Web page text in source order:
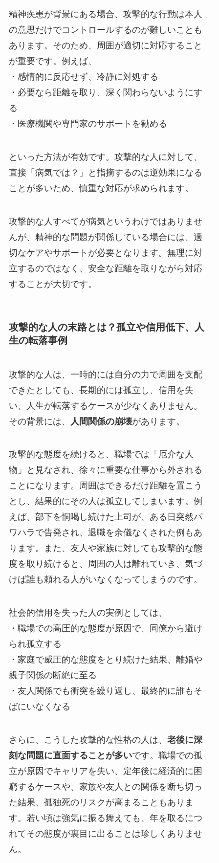
精神疾患が背景にある場合、攻撃的な行動は本人
の意思だけでコントロールするのが難しいことも
あります。そのため、周囲が適切に対応すること
が重要です。例えば、
・感情的に反応せず、冷静に対処する
・必要なら距離を取り、深く関わらないようにす
る
・医療機関や専門家のサポートを勧める
といった方法が有効です。攻撃的な人に対して、
直接「病気では？」と指摘するのは逆効果になる
ことが多いため、慎重な対応が求められます。
攻撃的な人すべてが病気というわけではありませ
んが、精神的な問題が関係している場合には、適
切なケアやサポートが必要となります。無理に対
立するのではなく、安全な距離を取りながら対応
することが大切です。
攻撃的な人の末路とは？孤立や信用低下、人
生の転落事例
攻撃的な人は、一時的には自分の力で周囲を支配
できたとしても、長期的には孤立し、信用を失
い、人生が転落するケースが少なくありません。
その背景には、
人間関係の崩壊があります。
攻撃的な態度を続けると、職場では「厄介な人
物」と見なされ、徐々に重要な仕事から外される
ことになります。周囲はできるだけ距離を置こう
とし、結果的にその人は孤立してしまいます。例
えば、部下を恫喝し続けた上司が、ある日突然パ
ワハラで告発され、退職を余儀なくされた例もあ
ります。また、友人や家族に対しても攻撃的な態
度を取り続けると、周囲の人は離れていき、気づ
けば誰も頼れる人がいなくなってしまうのです。
社会的信用を失った人の実例としては、
・職場での高圧的な態度が原因で、同僚から避け
られ孤立する
・家庭で威圧的な態度をとり続けた結果、離婚や
親子関係の断絶に至る
・友人関係でも衝突を繰り返し、最終的に誰もそ
ばにいなくなる
さらに、こうした攻撃的な性格の人は、 老後に深
刻な問題に直面することが多いです。職場での孤
立が原因でキャリアを失い、定年後に経済的に困
窮するケースや、家族や友人との関係を断ち切っ
た結果、孤独死のリスクが高まることもありま
す。若い頃は強気に振る舞えても、年を取るにつ
れてその態度が裏目に出ることは珍しくありませ
ん。